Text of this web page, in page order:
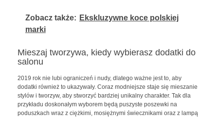
Zobacz także: Ekskluzywne koce polskiej
marki
Mieszaj tworzywa, kiedy wybierasz dodatki do
salonu
2019 rok nie lubi ograniczeń i nudy, dlatego ważne jest to, aby
dodatki również to ukazywały. Coraz modniejsze staje się mieszanie
stylów i tworzyw, aby stworzyć bardziej unikalny charakter. Tak dla
przykładu doskonałym wyborem będą puszyste poszewki na
poduszkach wraz z ciężkimi, mosiężnymi świecznikami oraz z lampą